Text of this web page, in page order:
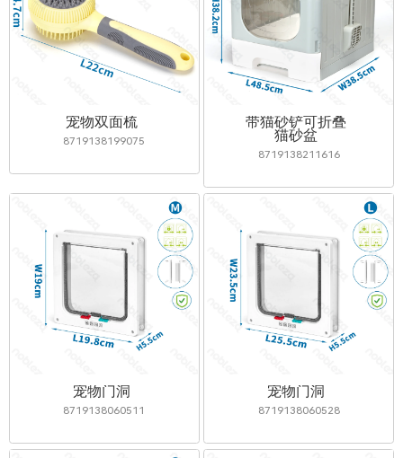
宠物双面梳
8719138199075
带猫砂铲可折叠
猫砂盆
8719138211616
宠物门洞
8719138060511
宠物门洞
8719138060528